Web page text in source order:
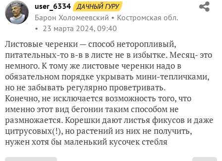
user_6334 ДАЧНЫЙ ГУРУ
Барон Холомеевский
Костромская обл.
23 марта 2024, 09:40
Листовые черенки — способ неторопливый,
питательных-то в-в в листе не в избытке. Месяц- это
немного. К тому же листовые черенки надо в
обязательном порядке укрывать мини-тепличками,
но не забывать регулярно проветривать.
Конечно, не исключается возможность того, что
именно этот вид бегонии таким способом не
размножается. Корешки дают листья фикусов и даже
цитрусовых(!), но растений из них не получить,
нужен хотя бы маленький кусочек стебля